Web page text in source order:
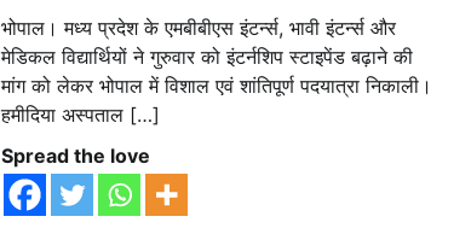
भोपाल। मध्य प्रदेश के एमबीबीएस इंटर्न्स, भावी इंटर्न्स और
मेडिकल विद्यार्थियों ने गुरुवार को इंटर्नशिप स्टाइपेंड बढ़ाने की
मांग को लेकर भोपाल में विशाल एवं शांतिपूर्ण पदयात्रा निकाली।
हमीदिया अस्पताल […]
Spread the love